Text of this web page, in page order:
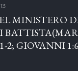
MINISTERO
2; GIOVANNI